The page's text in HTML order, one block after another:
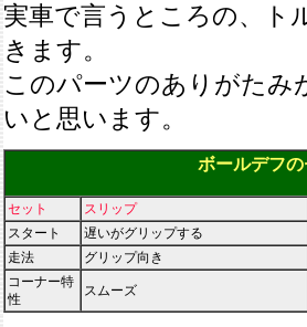
実車で言うところの、ト
きます。
このパーツのありがたみ
いと思います。
ボールデフ
セット スリップ
スタート
遅いがグリップする
走法
グリップ向き
コーナー特
性
スムーズ